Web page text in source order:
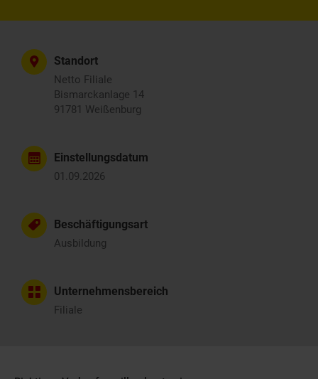
Standort
Netto Filiale
Bismarckanlage 14
91781 Weißenburg
Einstellungsdatum
01.09.2026
Beschäftigungsart
Ausbildung
Unternehmensbereich
Filiale